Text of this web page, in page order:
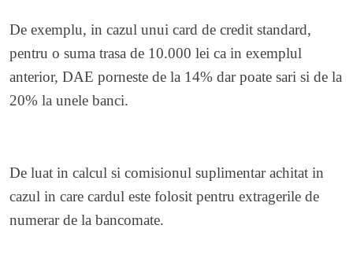
De exemplu, in cazul unui card de credit standard,
pentru o suma trasa de 10.000 lei ca in exemplul
anterior, DAE porneste de la 14% dar poate sari si de la
20% la unele banci.
De luat in calcul si comisionul suplimentar achitat in
cazul in care cardul este folosit pentru extragerile de
numerar de la bancomate.